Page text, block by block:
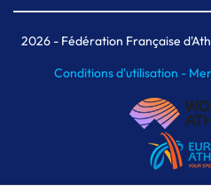
Meeting de
MAIF
2026- Fédération Française
Conditions d'utilisation -